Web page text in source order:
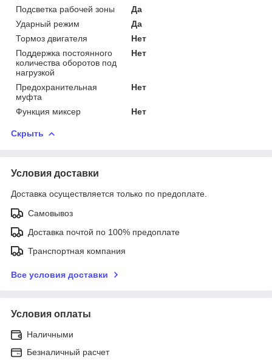
Подсветка рабочей зоны
Да
Ударный режим
Да
Тормоз двигателя
Нет
Поддержка постоянного
количества оборотов под
нагрузкой
Нет
Предохранительная
муфта
Нет
Функция миксер Нет
Скрыть
Условия доставки
Доставка осуществляется только по предоплате.
Самовывоз
Доставка почтой по 100% предоплате
Транспортная компания
Все условия доставки
Условия оплаты
Наличными
Безналичный расчет